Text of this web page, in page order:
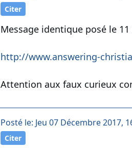
Citer
Message identique posé le
http://www.answering-
Attention aux faux curieux
Posté le: Jeu 07 Décembre 2017,
Citer